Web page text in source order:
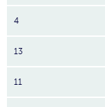
4
13
11